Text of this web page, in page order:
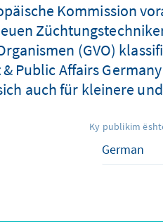
Kommission
(GVO)
Public Affairs
auch für kleinere
Ky publikim